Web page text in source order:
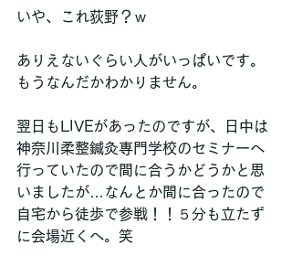
いや、これ荻野？ｗ
ありえないぐらい人がいっぱいです。
もうなんだかわかりません。
翌日もLIVEがあったのですが、日中は
神奈川柔整鍼灸専門学校のセミナーへ
行っていたので間に合うかどうかと思
いましたが…なんとか間に合ったので
自宅から徒歩で参戦！！５分も立たず
に会場近くへ。笑